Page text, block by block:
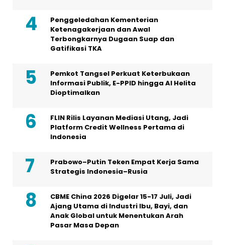
Penggeledahan Kementerian
Ketenagakerjaan dan Awal
Terbongkarnya Dugaan Suap dan
Gatifikasi TKA
Pemkot Tangsel Perkuat Keterbukaan
Informasi Publik, E-PPID hingga AI Helita
Dioptimalkan
FLIN Rilis Layanan Mediasi Utang, Jadi
Platform Credit Wellness Pertama di
Indonesia
Prabowo–Putin Teken Empat Kerja Sama
Strategis Indonesia–Rusia
CBME China 2026 Digelar 15-17 Juli, Jadi
Ajang Utama di Industri Ibu, Bayi, dan
Anak Global untuk Menentukan Arah
Pasar Masa Depan